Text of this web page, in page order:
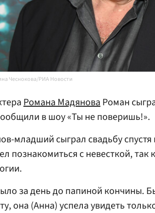
Чеснокова/РИА Новости
Романа МадяноваРоман
в шоу «Ты не поверишь!».
младший сыграл свадьбу
познакомиться с невесткой,
за день до папиной кончины.
она (Анна) успела увидеть